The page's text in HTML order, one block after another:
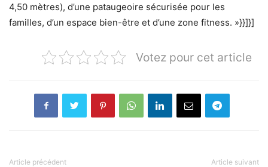
4,50 mètres), d’une pataugeoire sécurisée pour les
familles, d’un espace bien-être et d’une zone fitness. »}}]}]
Votez pour cet article
Article précédent Article suivant